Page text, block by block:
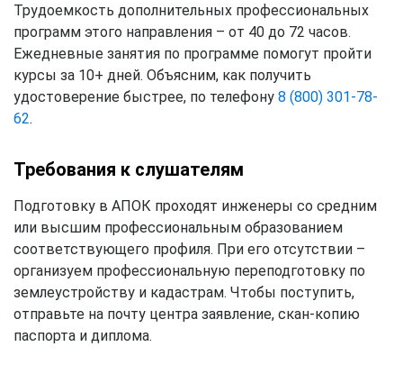
Трудоемкость дополнительных профессиональных
программ этого направления – от 40 до 72 часов.
Ежедневные занятия по программе помогут пройти
курсы за 10+ дней. Объясним, как получить
удостоверение быстрее, по телефону 8 (800) 301-78-
62.
Требования к слушателям
Подготовку в АПОК проходят инженеры со средним
или высшим профессиональным образованием
соответствующего профиля. При его отсутствии –
организуем профессиональную переподготовку по
землеустройству и кадастрам. Чтобы поступить,
отправьте на почту центра заявление, скан-копию
паспорта и диплома.